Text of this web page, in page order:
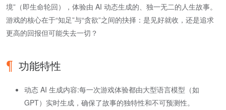
境”（即生命轮回），体验由 AI 动态生成的、独一无二的人生故事。
游戏的核心在于“知足”与“贪欲”之间的抉择：是见好就收，还是追求
更高的回报但可能失去一切？
功能特性
动态 AI 生成内容:每一次游戏体验都由大型语言模型（如
GPT）实时生成，确保了故事的独特性和不可预测性。